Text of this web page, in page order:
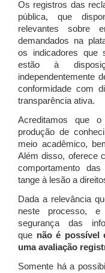
Os registros das
pública, que
relevantes sobre
demandados na
os indicadores que
estão à
independentemente
conformidade com
transparência ativa.
Acreditamos que
produção de
meio acadêmico,
Além disso, oferece
comportamento
tange à lesão a
Dada a relevância
neste processo, e
segurança das
que não é possível
uma avaliação
Somente há a